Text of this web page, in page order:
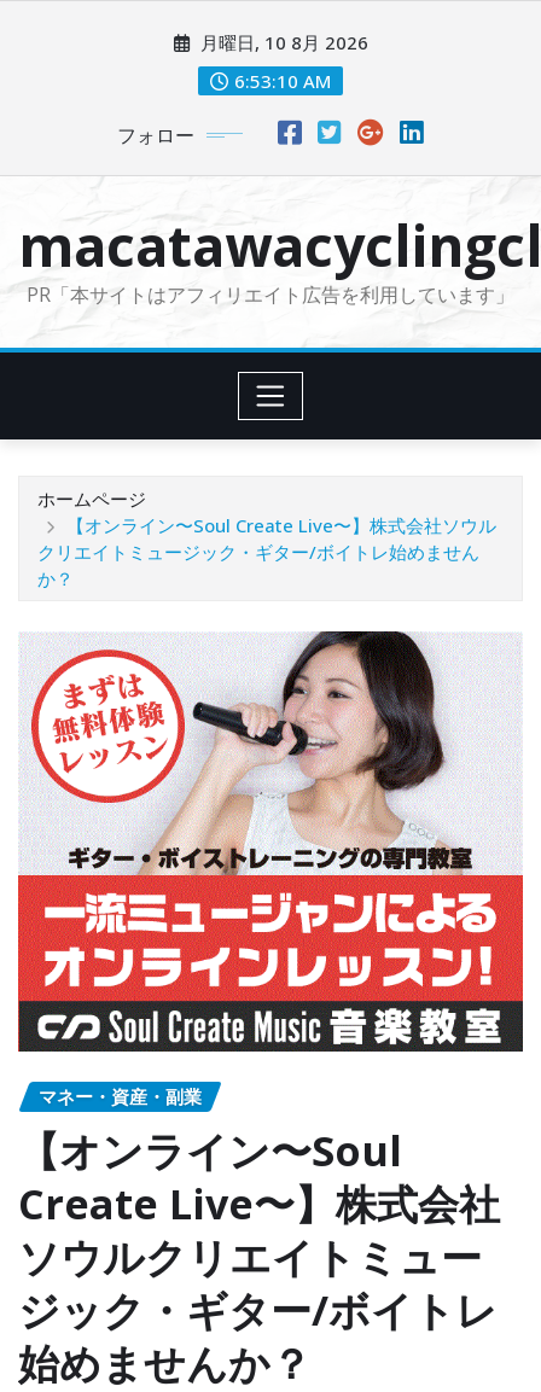
に
月曜日, 10 8月 2026
6:53:11 AM
フォロー
PR「本サイトはアフィリエイト広告を利用しています」
ホームページ
【オンライン〜Soul Create Live〜】株式会社ソウル
クリエイトミュージック・ギター/ボイトレ始めません
か？
マネー・資産・副業
【オンライン〜Soul
Create Live〜】株式会社
ソウルクリエイトミュー
ジック・ギター/ボイトレ
始めませんか？